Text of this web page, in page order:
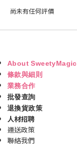
尚未有任何評價
About SweetyMagic
條款與細則
業務合作
批發查詢
退換貨政策
人材招聘
運送政策
聯絡我們